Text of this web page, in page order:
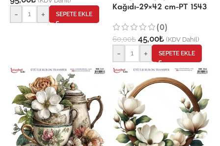
- + SEPETE EKLE
Kağıdı-29×42 cm-PT 1543
(0)
60,00₺ 45,00₺ (KDV Dahil)
- + SEPETE EKLE